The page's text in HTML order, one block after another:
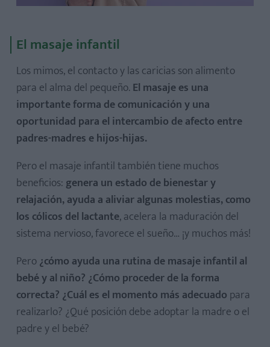
El masaje infantil
Los mimos, el contacto y las caricias son alimento
para el alma del pequeño. El masaje es una
importante forma de comunicación y una
oportunidad para el intercambio de afecto entre
padres-madres e hijos-hijas.
Pero el masaje infantil también tiene muchos
beneficios: genera un estado de bienestar y
relajación, ayuda a aliviar algunas molestias, como
los cólicos del lactante, acelera la maduración del
sistema nervioso, favorece el sueño… ¡y muchos más!
Pero¿cómo ayuda una rutina de masaje infantil al
bebé y al niño? ¿Cómo proceder de la forma
correcta? ¿Cuál es el momento más adecuado para
realizarlo? ¿Qué posición debe adoptar la madre o el
padre y el bebé?